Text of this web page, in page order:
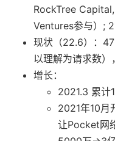
RockTree
Ventures参与）;
现状（22.6）：
以理解为请求数
增长：
2021.3 累计
2021年10月
让Pocket网